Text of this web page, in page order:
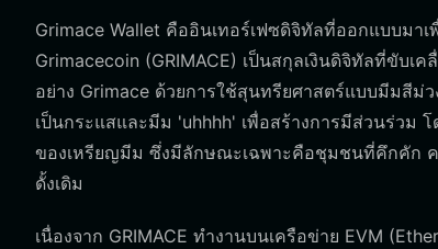
Grimace Wallet คืออินเทอร์เฟซดิจิทัลที่ออกแบบมา
Grimacecoin (GRIMACE) เป็นสกุลเงินดิจิทัลที่ขับ
อย่าง Grimace ด้วยการใช้สุนทรียศาสตร์แบบมีมสี
เป็นกระแสและมีม 'uhhhh' เพื่อสร้างการมีส่วนร่วม
ของเหรียญมีม ซึ่งมีลักษณะเฉพาะคือชุมชนที่คึกคัก
ดั้งเดิม
เนื่องจาก GRIMACE ทำงานบนเครือข่าย EVM